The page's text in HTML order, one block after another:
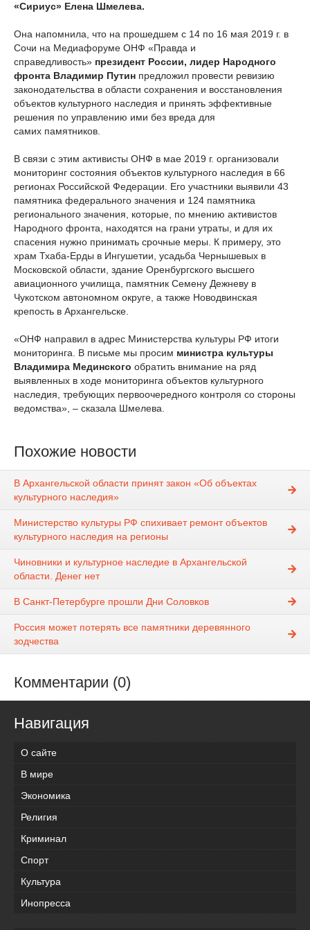
«Сириус» Елена Шмелева.
Она напомнила, что на прошедшем с 14 по 16 мая 2019 г. в
Сочи на Медиафоруме ОНФ «Правда и
справедливость» президент России, лидер Народного
фронта Владимир Путин предложил провести ревизию
законодательства в области сохранения и восстановления
объектов культурного наследия и принять эффективные
решения по управлению ими без вреда для
самих памятников.
В связи с этим активисты ОНФ в мае 2019 г. организовали
мониторинг состояния объектов культурного наследия в 66
регионах Российской Федерации. Его участники выявили 43
памятника федерального значения и 124 памятника
регионального значения, которые, по мнению активистов
Народного фронта, находятся на грани утраты, и для их
спасения нужно принимать срочные меры. К примеру, это
храм Тхаба-Ерды в Ингушетии, усадьба Чернышевых в
Московской области, здание Оренбургского высшего
авиационного училища, памятник Семену Дежневу в
Чукотском автономном округе, а также Новодвинская
крепость в Архангельске.
«ОНФ направил в адрес Министерства культуры РФ итоги
мониторинга. В письме мы просим министра культуры
Владимира Мединского обратить внимание на ряд
выявленных в ходе мониторинга объектов культурного
наследия, требующих первоочередного контроля со стороны
ведомства», – сказала Шмелева.
Похожие новости
В Архангельской области принят закон «Об объектах
культурного наследия»
Министерство культуры РФ спихивает ремонт объектов
культурного наследия на регионы
Чиновники и культурное наследие в Архангельской
области. Денег нет
В Санкт-Петербурге прошли Дни Соловков
Россия может потерять все памятники деревянного
зодчества
Комментарии (0)
Навигация
О сайте
В мире
Экономика
Религия
Криминал
Спорт
Культура
Инопресса